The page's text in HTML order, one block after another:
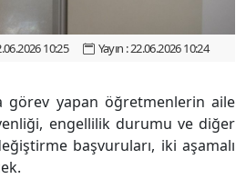
10:25 Yayın : 22.06.2026 10:24
görev yapan öğretmenlerin aile
engellilik durumu ve diğer
başvuruları, iki aşamalı